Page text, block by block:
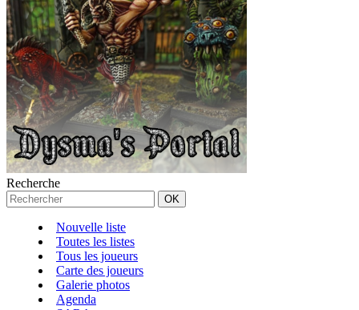
Recherche
Nouvelle liste
Toutes les listes
Tous les joueurs
Carte des joueurs
Galerie photos
Agenda